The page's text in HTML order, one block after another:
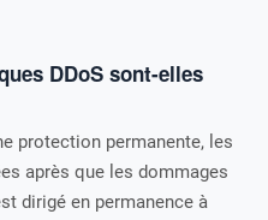
DDoS sont-elles
protection permanente, les
après que les dommages
dirigé en permanence à